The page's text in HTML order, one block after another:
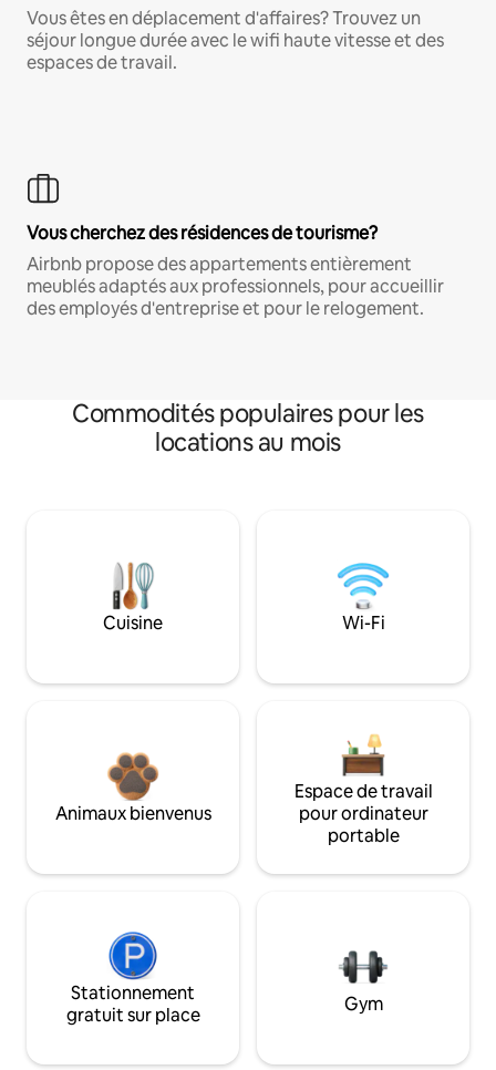
Vous êtes en déplacement d'affaires? Trouvez un
séjour longue durée avec le wifi haute vitesse et des
espaces de travail.
Vous cherchez des résidences de tourisme?
Airbnb propose des appartements entièrement
meublés adaptés aux professionnels, pour accueillir
des employés d'entreprise et pour le relogement.
Commodités populaires pour les
locations au mois
Cuisine Wi-Fi
Animaux bienvenus
Espace de travail
pour ordinateur
portable
Stationnement
gratuit sur place
Gym